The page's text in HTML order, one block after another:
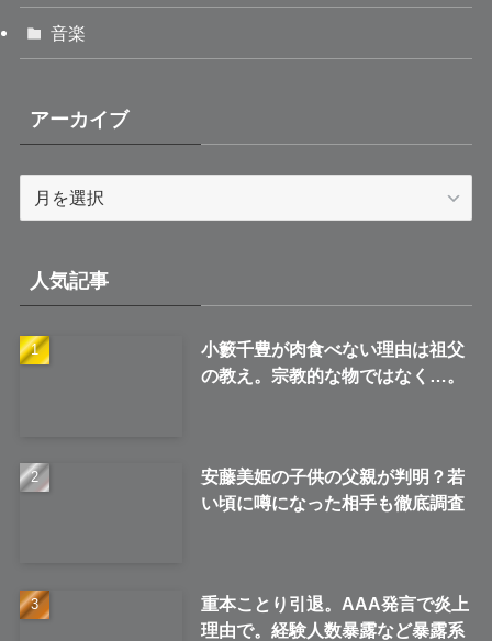
音楽
アーカイブ
ブ
人気記事
小籔千豊が肉食べない理由は祖父
の教え。宗教的な物ではなく…。
安藤美姫の子供の父親が判明？若
い頃に噂になった相手も徹底調査
重本ことり引退。AAA発言で炎上
理由で。経験人数暴露など暴露系